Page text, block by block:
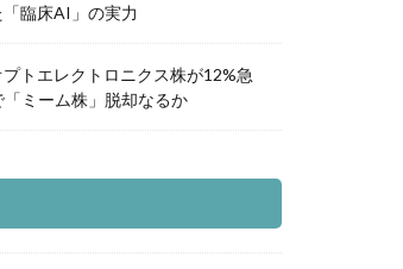
臨床AI」の実力
トエレクトロニクス株が12%急
ミーム株」脱却なるか